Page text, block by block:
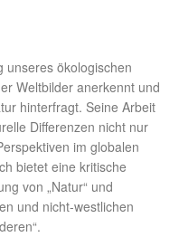
unseres ökologischen
Weltbilder anerkennt und
hinterfragt. Seine Arbeit
Differenzen nicht nur
im globalen
bietet eine kritische
von „Natur“ und
und nicht-westlichen